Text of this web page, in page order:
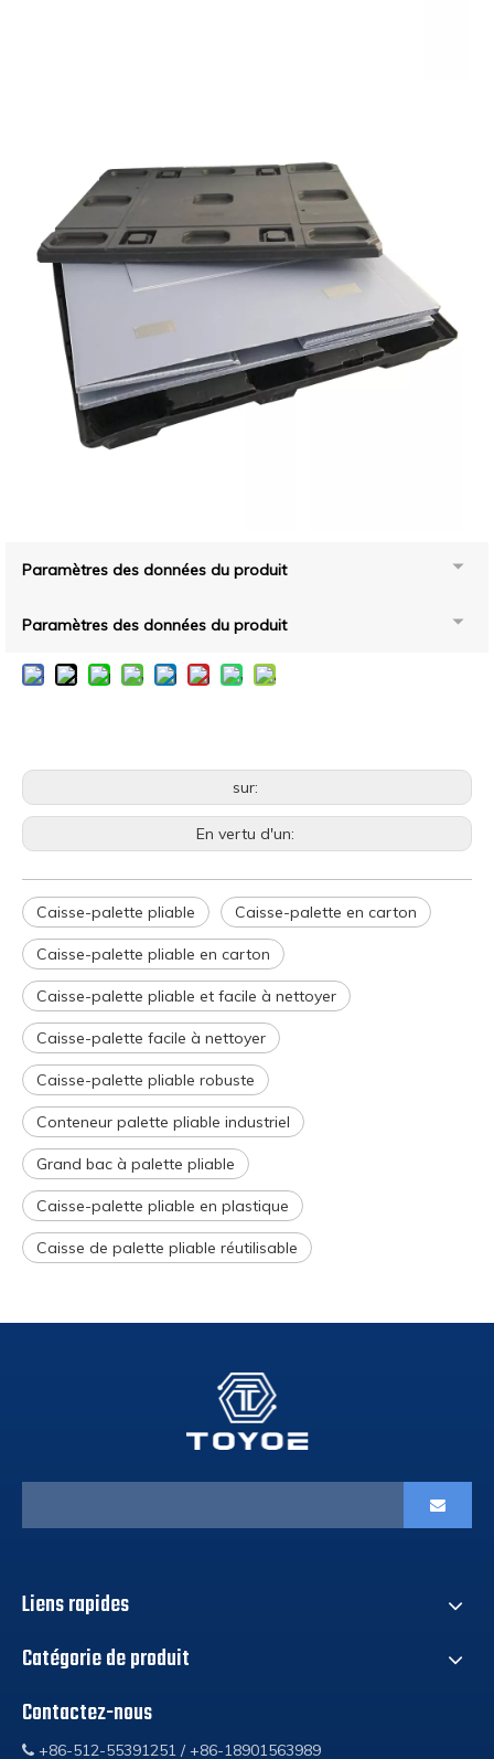
Paramètres des données du produit
Paramètres des données du produit
sur:
En vertu d'un:
Caisse-palette pliable Caisse-palette en carton
Caisse-palette pliable en carton
Caisse-palette pliable et facile à nettoyer
Caisse-palette facile à nettoyer
Caisse-palette pliable robuste
Conteneur palette pliable industriel
Grand bac à palette pliable
Caisse-palette pliable en plastique
Caisse de palette pliable réutilisable
Liens rapides
Catégorie de produit
Contactez-nous
 +86-512-55391251 / +86-18901563989